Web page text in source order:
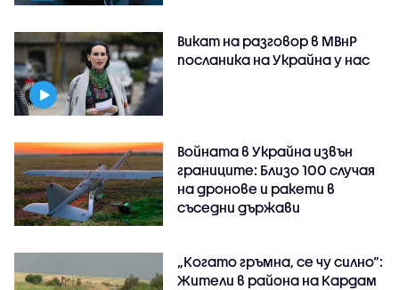
Викат на разговор в МВнР
посланика на Украйна у нас
Войната в Украйна извън
границите: Близо 100 случая
на дронове и ракети в
съседни държави
„Когато гръмна, се чу силно“:
Жители в района на Кардам